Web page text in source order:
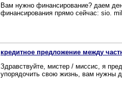
Вам нужно финансирование? даем
финансирования прямо сейчас: sio.
кредитное предложение между
Здравствуйте, мистер / миссис, я
упорядочить свою жизнь, вам нужны